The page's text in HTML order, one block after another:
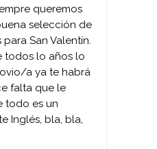
queremos
selección de
San Valentín.
todos lo años lo
a ya te habrá
falta que le
todo es un
Inglés, bla, bla,